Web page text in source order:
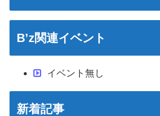
B’z関連イベント
イベント無し
新着記事